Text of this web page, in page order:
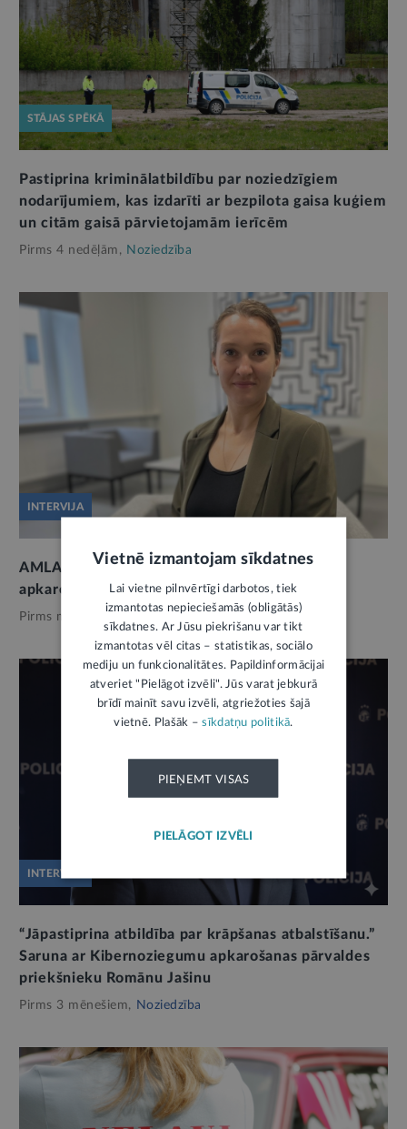
STĀJAS SPĒKĀ
Pastiprina kriminālatbildību par noziedzīgiem
nodarījumiem, kas izdarīti ar bezpilota gaisa kuģiem
un citām gaisā pārvietojamām ierīcēm
Pirms 4 nedēļām, Noziedzība
INTERVIJA
AMLA mērķis – efektīva finanšu noziegumu
apkarošana pārrobežu līmenī
Pirms mēneša,
INTERVIJA
“Jāpastiprina atbildība par krāpšanas atbalstīšanu.”
Saruna ar Kibernoziegumu apkarošanas pārvaldes
priekšnieku Romānu Jašinu
Pirms 3 mēnešiem, Noziedzība
Vietnē izmantojam sīkdatnes
Lai vietne pilnvērtīgi darbotos, tiek
izmantotas nepieciešamās (obligātās)
sīkdatnes. Ar Jūsu piekrišanu var tikt
izmantotas vēl citas – statistikas, sociālo
mediju un funkcionalitātes. Papildinformācijai
atveriet "Pielāgot izvēli". Jūs varat jebkurā
brīdī mainīt savu izvēli, atgriežoties šajā
vietnē. Plašāk –sīkdatņu politikā.
PIEŅEMT VISAS
PIELĀGOT IZVĒLI